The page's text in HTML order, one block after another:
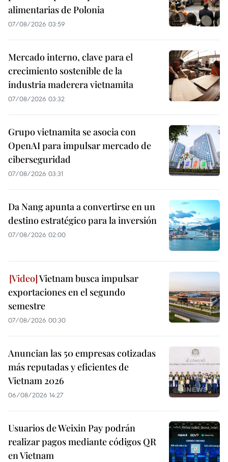
alimentarias de Polonia
07/08/2026 03:59
Mercado interno, clave para el
crecimiento sostenible de la
industria maderera vietnamita
07/08/2026 03:32
Grupo vietnamita se asocia con
OpenAI para impulsar mercado de
ciberseguridad
07/08/2026 03:31
Da Nang apunta a convertirse en un
destino estratégico para la inversión
07/08/2026 02:00
Vietnam busca impulsar
exportaciones en el segundo
semestre
07/08/2026 00:30
Anuncian las 50 empresas cotizadas
más reputadas y eficientes de
Vietnam 2026
06/08/2026 14:27
Usuarios de Weixin Pay podrán
realizar pagos mediante códigos QR
en Vietnam